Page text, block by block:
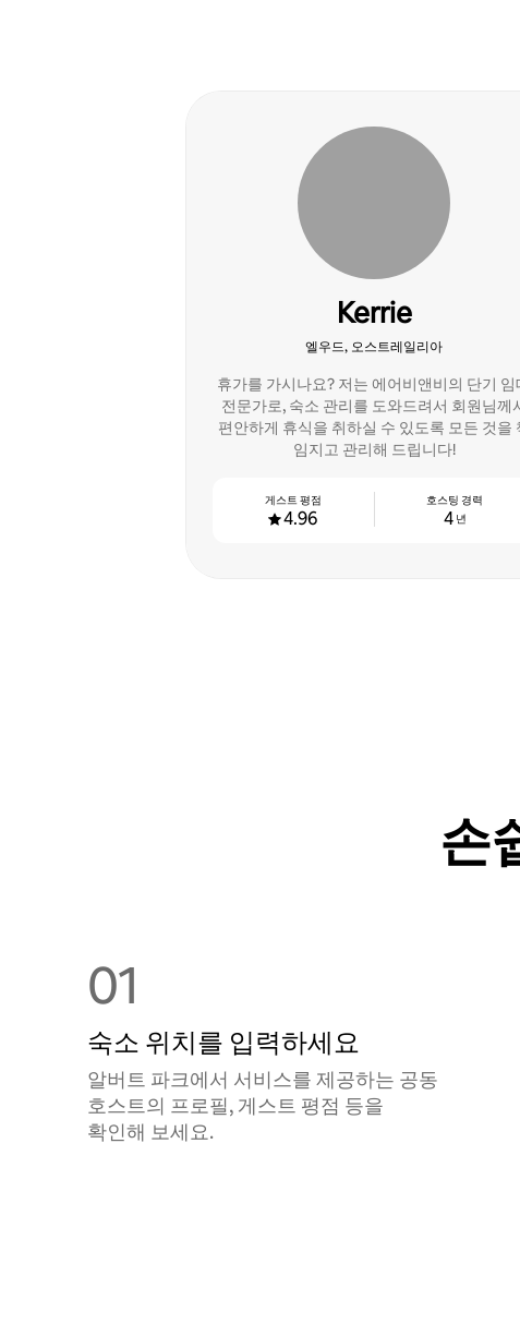
Kerrie
엘우드, 오스트레일리아
휴가를 가시나요? 저는 에어비앤비의 단기 임
전문가로, 숙소 관리를 도와드려서 회원님께
편안하게 휴식을 취하실 수 있도록 모든 것을
임지고 관리해 드립니다!
4.96
게스트 평점
4 년
호스팅 경력
손
01
숙소 위치를 입력하세요
알버트 파크에서 서비스를 제공하는 공⁠동
호⁠스⁠트⁠의 프로필, 게스트 평점 등을
확⁠인⁠해 보⁠세⁠요⁠.